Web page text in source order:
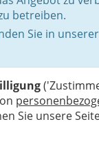
betreiben.
Sie in unserer
Sie unsere
und
gesundes
alle Grazer